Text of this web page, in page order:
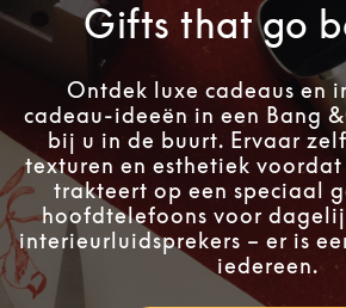
Gifts that go
Ontdek luxe cadeaus en
cadeau-ideeën in een Bang
bij u in de buurt. Ervaar
texturen en esthetiek
trakteert op een speciaal
hoofdtelefoons voor
interieurluidsprekers – er is
iedereen.